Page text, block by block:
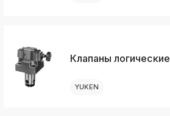
Клапаны логические
YUKEN